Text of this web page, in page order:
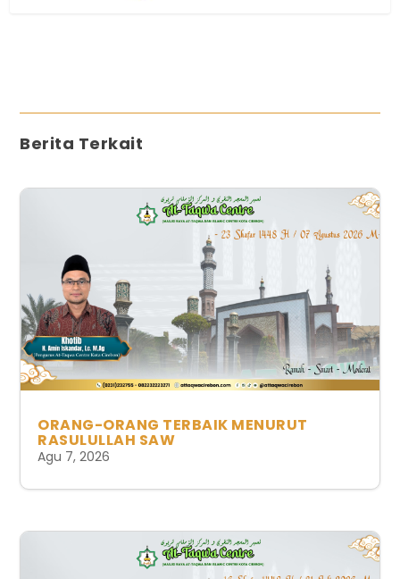
Berita Terkait
ORANG-ORANG TERBAIK MENURUT
RASULULLAH SAW
Agu 7, 2026